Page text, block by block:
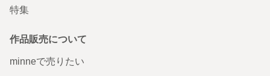
特集
作品販売について
minneで売りたい